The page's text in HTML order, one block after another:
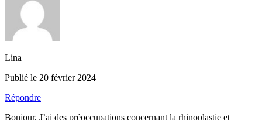
Lina
Publié le 20 février 2024
Répondre
Bonjour, J’ai des préoccupations concernant la rhinoplastie et